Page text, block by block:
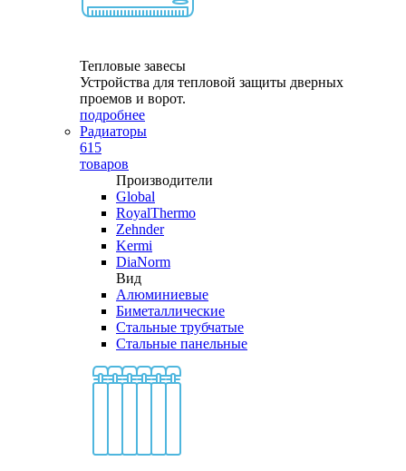
Тепловые завесы
Устройства для тепловой защиты дверных
проемов и ворот.
подробнее
Радиаторы
615
товаров
Производители
Global
RoyalThermo
Zehnder
Kermi
DiaNorm
Вид
Алюминиевые
Биметаллические
Стальные трубчатые
Стальные панельные